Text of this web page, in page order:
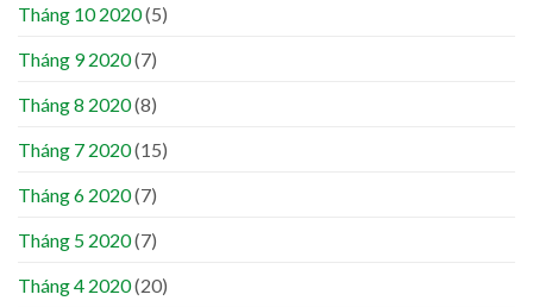
Tháng 10 2020(5)
Tháng 9 2020(7)
Tháng 8 2020(8)
Tháng 7 2020(15)
Tháng 6 2020(7)
Tháng 5 2020(7)
Tháng 4 2020(20)